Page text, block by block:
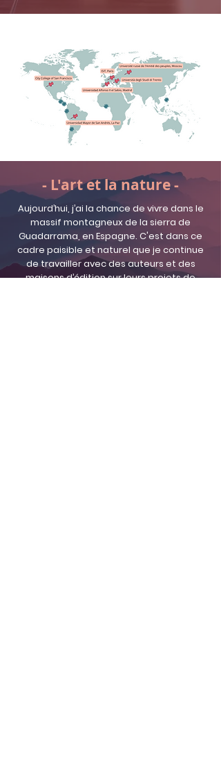
- L'art et la nature -
Aujourd’hui, j’ai la chance de vivre dans le
massif montagneux de la sierra de
Guadarrama, en Espagne. C'est dans ce
cadre paisible et naturel que je continue
de travailler avec des auteurs et des
maisons d’édition sur leurs projets de